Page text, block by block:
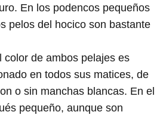
En los podencos pequeños
pelos del hocico son bastante
color de ambos pelajes es
en todos sus matices, de
o sin manchas blancas. En el
pequeño, aunque son